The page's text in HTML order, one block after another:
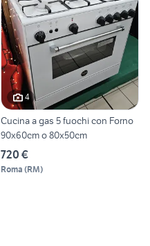
4
Cucina a gas 5 fuochi con Forno
90x60cm o 80x50cm
720 €
Roma (RM)